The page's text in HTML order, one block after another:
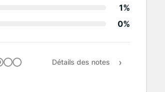
1%
0%
Détails des notes